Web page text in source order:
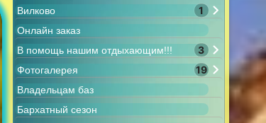
Вилково 1
Онлайн заказ
В помощь нашим отдыхающим!!!
3
Фотогалерея 19
Владельцам баз
Бархатный сезон